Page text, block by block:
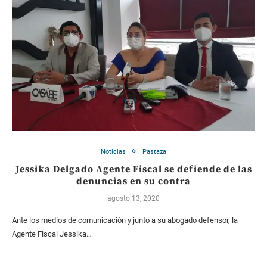
Noticias Pastaza
Jessika Delgado Agente Fiscal se defiende de las
denuncias en su contra
agosto 13, 2020
Ante los medios de comunicación y junto a su abogado defensor, la
Agente Fiscal Jessika…